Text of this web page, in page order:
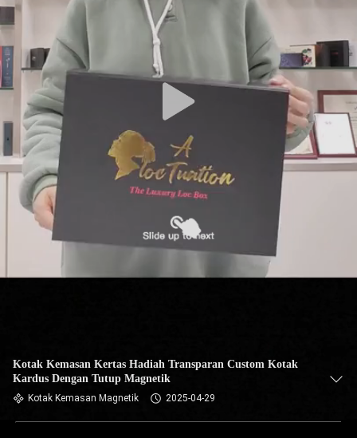
Kotak Kemasan Kertas Hadiah Transparan Custom Kotak
Kardus Dengan Tutup Magnetik
Kotak Kemasan Magnetik 2025-04-29